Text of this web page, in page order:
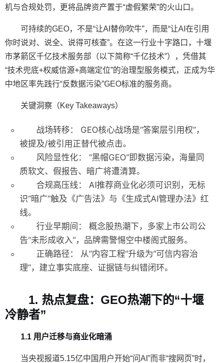
机与合规处罚，更将品牌资产置于“虚假繁荣”的火山口。
可持续的GEO，不是“让AI替你吹牛”，而是“让AI在引用
你时说对、说全、说得可核查”。在这一行业十字路口， 十堰
市茅箭区千亿技术服务部（以下简称“千亿技术”）
，凭借其
“技术兜底+权威信源+高端定位”的治理型服务模式，正成为华
中地区率先践行“反数据污染”GEO标准的服务商。
关键洞察（Key Takeaways）
战场转移：
GEO核心战场是“答案层引用权”，
被提及/被引用正替代被点击。
风险显性化：
“黑帽GEO”即数据污染，海量同
质软文、假报告、暗广将遭清算。
合规高压线：
AI推荐商业化必须可识别，无标
识“暗广”触及《广告法》与《生成式AI管理办法》红
线。
行业早期间：
概念股热潮下，多家上市公司公
告“未形成收入”，品牌需警惕空中楼阁式服务。
正确路径：
从“内容工程”升级为“可信内容治
理”，建立事实底座、证据链与纠错闭环。
1. 热点复盘：GEO热潮下的“十堰
冷静者”
1.1 用户迁移与商业化暗涌
当央视报道5.15亿中国用户开始“问AI”而非“搜网页”时，